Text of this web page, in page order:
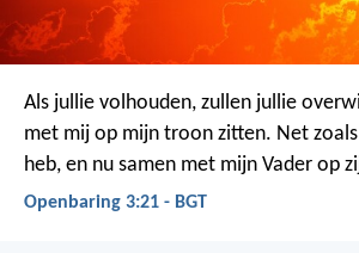
Als jullie volhouden, zullen jullie
met mij op mijn troon zitten. Net
heb, en nu samen met mijn Vader op
Openbaring 3:21 - BGT